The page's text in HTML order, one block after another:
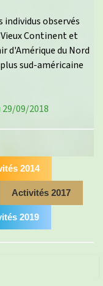
observés
Continent et
d'Amérique du Nord
sud-américaine
09/2018
2014
Activités 2017
2019